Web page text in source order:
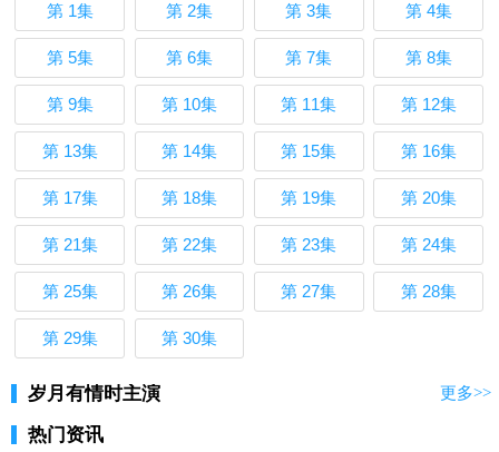
第 1集 第 2集 第 3集 第 4集
第 5集 第 6集 第 7集 第 8集
第 9集 第 10集 第 11集 第 12集
第 13集 第 14集 第 15集 第 16集
第 17集 第 18集 第 19集 第 20集
第 21集 第 22集 第 23集 第 24集
第 25集 第 26集 第 27集 第 28集
第 29集 第 30集
更多>>
岁月有情时主演
热门资讯